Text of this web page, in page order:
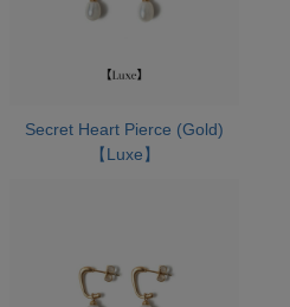
Secret Heart Pierce (Gold)
【Luxe】